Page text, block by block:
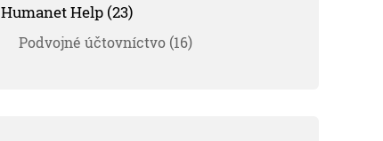
Humanet Help (23)
Podvojné účtovníctvo (16)